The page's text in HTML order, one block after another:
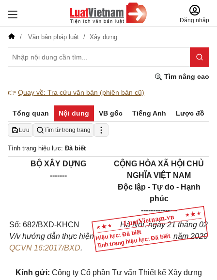
Đăng nhập
Văn bản pháp luật Xây dựng
Tìm nâng cao
👉 Quay về: Tra cứu văn bản (phiên bản cũ)
Tổng quan Nội dung VB gốc Tiếng Anh Lược đồ
Lưu Tìm từ trong trang
Tình trạng hiệu lực: Đã biết
Hiệu lực: Đã biết
Tình trạng hiệu lực: Đã biết
BỘ XÂY DỰNG
-------
CỘNG HÒA XÃ HỘI CHỦ
NGHĨA VIỆT NAM
Độc lập - Tự do - Hạnh
phúc
---------------
Số: 682/BXD-KHCN
V/v hướng dẫn thực hiện
QCVN 16:2017/BXD.
Hà Nội, ngày 21 tháng 02
năm 2020
Kính gửi: Công ty Cổ phần Tư vấn Thiết kế Xây dựng